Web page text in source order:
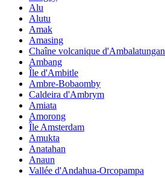
Alu
Alutu
Amak
Amasing
Chaîne volcanique d'Ambalatungan
Ambang
Île d'Ambitle
Ambre-Bobaomby
Caldeira d'Ambrym
Amiata
Amorong
Île Amsterdam
Amukta
Anatahan
Anaun
Vallée d'Andahua-Orcopampa